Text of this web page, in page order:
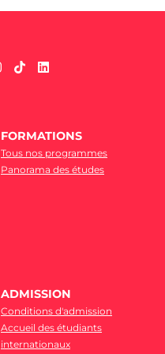
FORMATIONS
Tous nos programmes
Panorama des études
ADMISSION
Conditions d'admission
Accueil des étudiants
internationaux